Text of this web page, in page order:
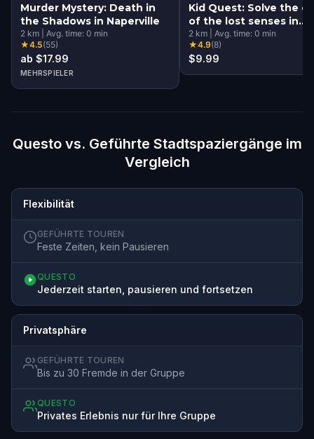
Murder Mystery: Death in
the Shadows in Naperville
2 km Avg. time: 0 min
★4.5(55)
ab $17.99
MEHRSPIELER
Kid Quest: Solve the
of the lost senses in
Naperville
2 km Avg. time: 0 min
★4.9(8)
$9.99
Questo vs. Geführte Stadtspaziergänge im
Vergleich
Flexibilität
GEFÜHRTE TOUREN
Feste Zeiten, kein Pausieren
QUESTO
Jederzeit starten, pausieren und fortsetzen
Privatsphäre
GEFÜHRTE TOUREN
Bis zu 30 Fremde in der Gruppe
QUESTO
Privates Erlebnis nur für Ihre Gruppe